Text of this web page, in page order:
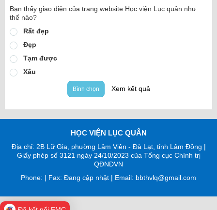
Bạn thấy giao diện của trang website Học viện Lục quân như
thế nào?
Rất đẹp
Đẹp
Tạm được
Xấu
Bình chọn Xem kết quả
HỌC VIỆN LỤC QUÂN
Địa chỉ: 2B Lữ Gia, phường Lâm Viên - Đà Lạt, tỉnh Lâm Đồng |
Giấy phép số 3121 ngày 24/10/2023 của Tổng cục Chính trị
QĐNDVN
Phone: | Fax: Đang cập nhật | Email: bbthvlq@gmail.com